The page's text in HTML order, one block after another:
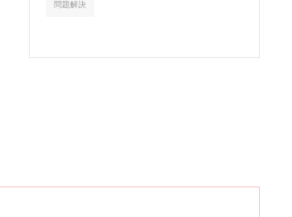
問題解決